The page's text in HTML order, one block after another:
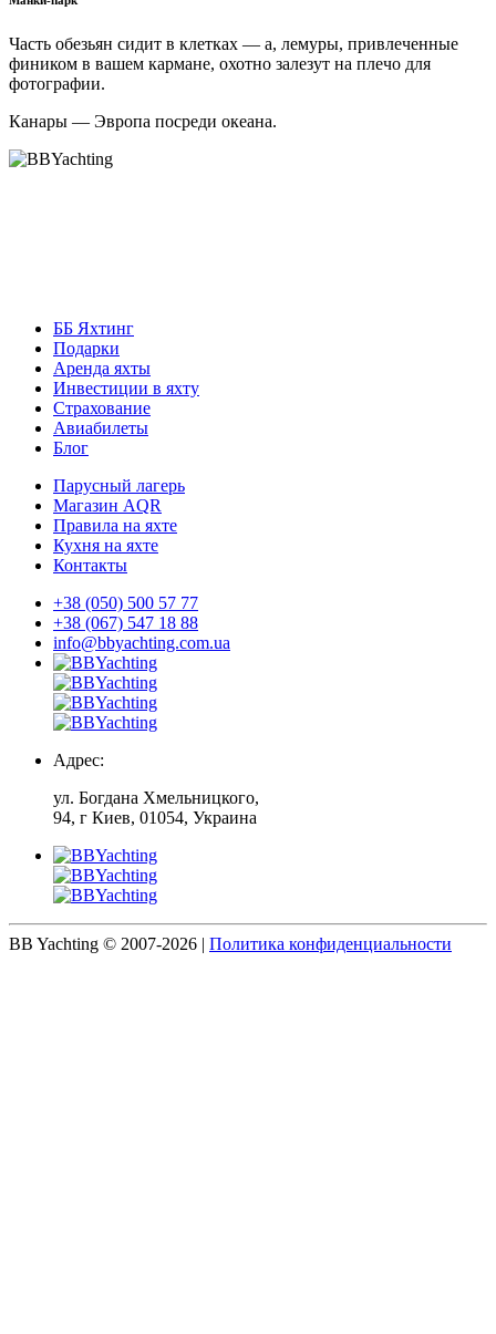
Часть обезьян сидит в клетках — а, лемуры, привлеченные
фиником в вашем кармане, охотно залезут на плечо для
фотографии.
Канары — Эвропа посреди океана.
ББ Яхтинг
Подарки
Аренда яхты
Инвестиции в яхту
Страхование
Авиабилеты
Блог
Парусный лагерь
Магазин AQR
Правила на яхте
Кухня на яхте
Контакты
+38 (050) 500 57 77
+38 (067) 547 18 88
info@bbyachting.com.ua
Адрес:
ул. Богдана Хмельницкого,
94, г Киев, 01054, Украина
BB Yachting © 2007-2026 | Политика конфиденциальности